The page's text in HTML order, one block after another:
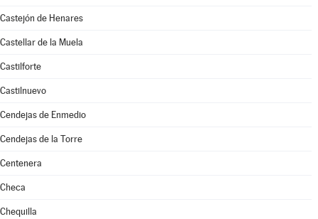
Castejón de Henares
Castellar de la Muela
Castilforte
Castilnuevo
Cendejas de Enmedio
Cendejas de la Torre
Centenera
Checa
Chequilla